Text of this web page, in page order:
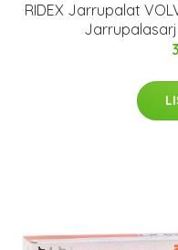
RIDEX Jarrupalat